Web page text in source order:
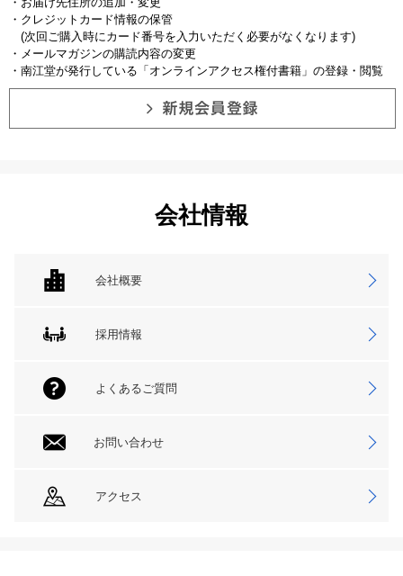
・クレジットカード情報の保管
(次回ご購入時にカード番号を入力いただく必要がなくなります)
・メールマガジンの購読内容の変更
・南江堂が発行している「オンラインアクセス権付書籍」の登録・閲覧
会社情報
会社概要
採用情報
よくあるご質問
お問い合わせ
アクセス